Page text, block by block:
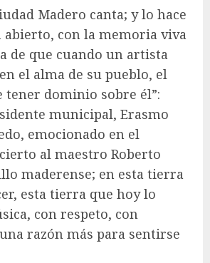
Madero canta; y lo hace
abierto, con la memoria viva
de que cuando un artista
el alma de su pueblo, el
tener dominio sobre él”:
municipal, Erasmo
emocionado en el
al maestro Roberto
maderense; en esta tierra
esta tierra que hoy lo
con respeto, con
razón más para sentirse